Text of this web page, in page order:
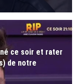
ce soir et rater
de notre